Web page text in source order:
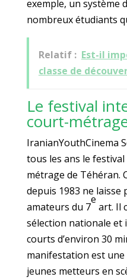
exemple, un système
nombreux étudiants
Relatif : Est-il
classe de
Le festival
court-
IranianYouthCinema
tous les ans le
métrage de Téhéran.
depuis 1983 ne laisse
amateurs du 7
e
art. Il
sélection nationale et
courts d’environ 30
manifestation est
jeunes metteurs en